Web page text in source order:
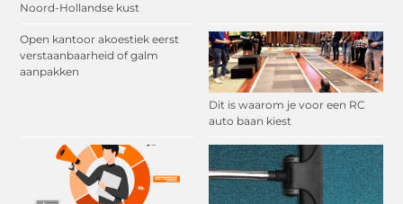
Noord-Hollandse kust
Open kantoor akoestiek eerst
verstaanbaarheid of galm
aanpakken
Dit is waarom je voor een RC
auto baan kiest